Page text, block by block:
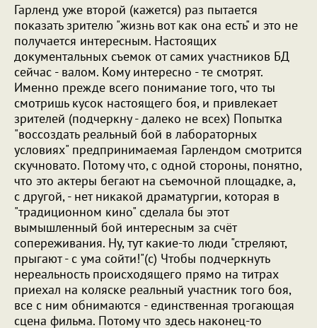
Гарленд уже второй (кажется) раз пытается
показать зрителю "жизнь вот как она есть" и это не
получается интересным. Настоящих
документальных съемок от самих участников БД
сейчас - валом. Кому интересно - те смотрят.
Именно прежде всего понимание того, что ты
смотришь кусок настоящего боя, и привлекает
зрителей (подчеркну - далеко не всех) Попытка
"воссоздать реальный бой в лабораторных
условиях" предпринимаемая Гарлендом смотрится
скучновато. Потому что, с одной стороны, понятно,
что это актеры бегают на съемочной площадке, а,
с другой, - нет никакой драматургии, которая в
"традиционном кино" сделала бы этот
вымышленный бой интересным за счёт
сопереживания. Ну, тут какие-то люди "стреляют,
прыгают - с ума сойти!"(с) Чтобы подчеркнуть
нереальность происходящего прямо на титрах
приехал на коляске реальный участник того боя,
все с ним обнимаются - единственная трогающая
сцена фильма. Потому что здесь наконец-то